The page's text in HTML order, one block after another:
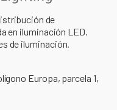
de
en iluminación LED.
de iluminación.
Europa, parcela 1,